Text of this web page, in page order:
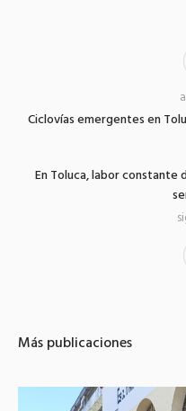
Ciclovías emergentes en
En Toluca, labor
Más publicaciones